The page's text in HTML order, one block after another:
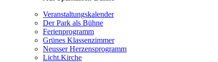
Veranstaltungskalender
Der Park als Bühne
Ferienprogramm
Grünes Klassenzimmer
Neusser Herzensprogramm
Licht.Kirche